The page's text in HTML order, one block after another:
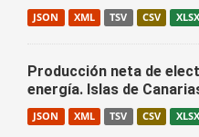
JSON XML TSV CSV XLSX
Producción neta de
energía. Islas de
JSON XML TSV CSV XLSX